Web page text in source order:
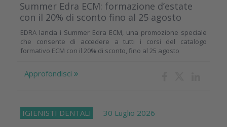
Summer Edra ECM: formazione d’estate
con il 20% di sconto fino al 25 agosto
EDRA lancia i Summer Edra ECM, una promozione speciale
che consente di accedere a tutti i corsi del catalogo
formativo ECM con il 20% di sconto, fino al 25 agosto
Approfondisci
IGIENISTI DENTALI 30 Luglio 2026